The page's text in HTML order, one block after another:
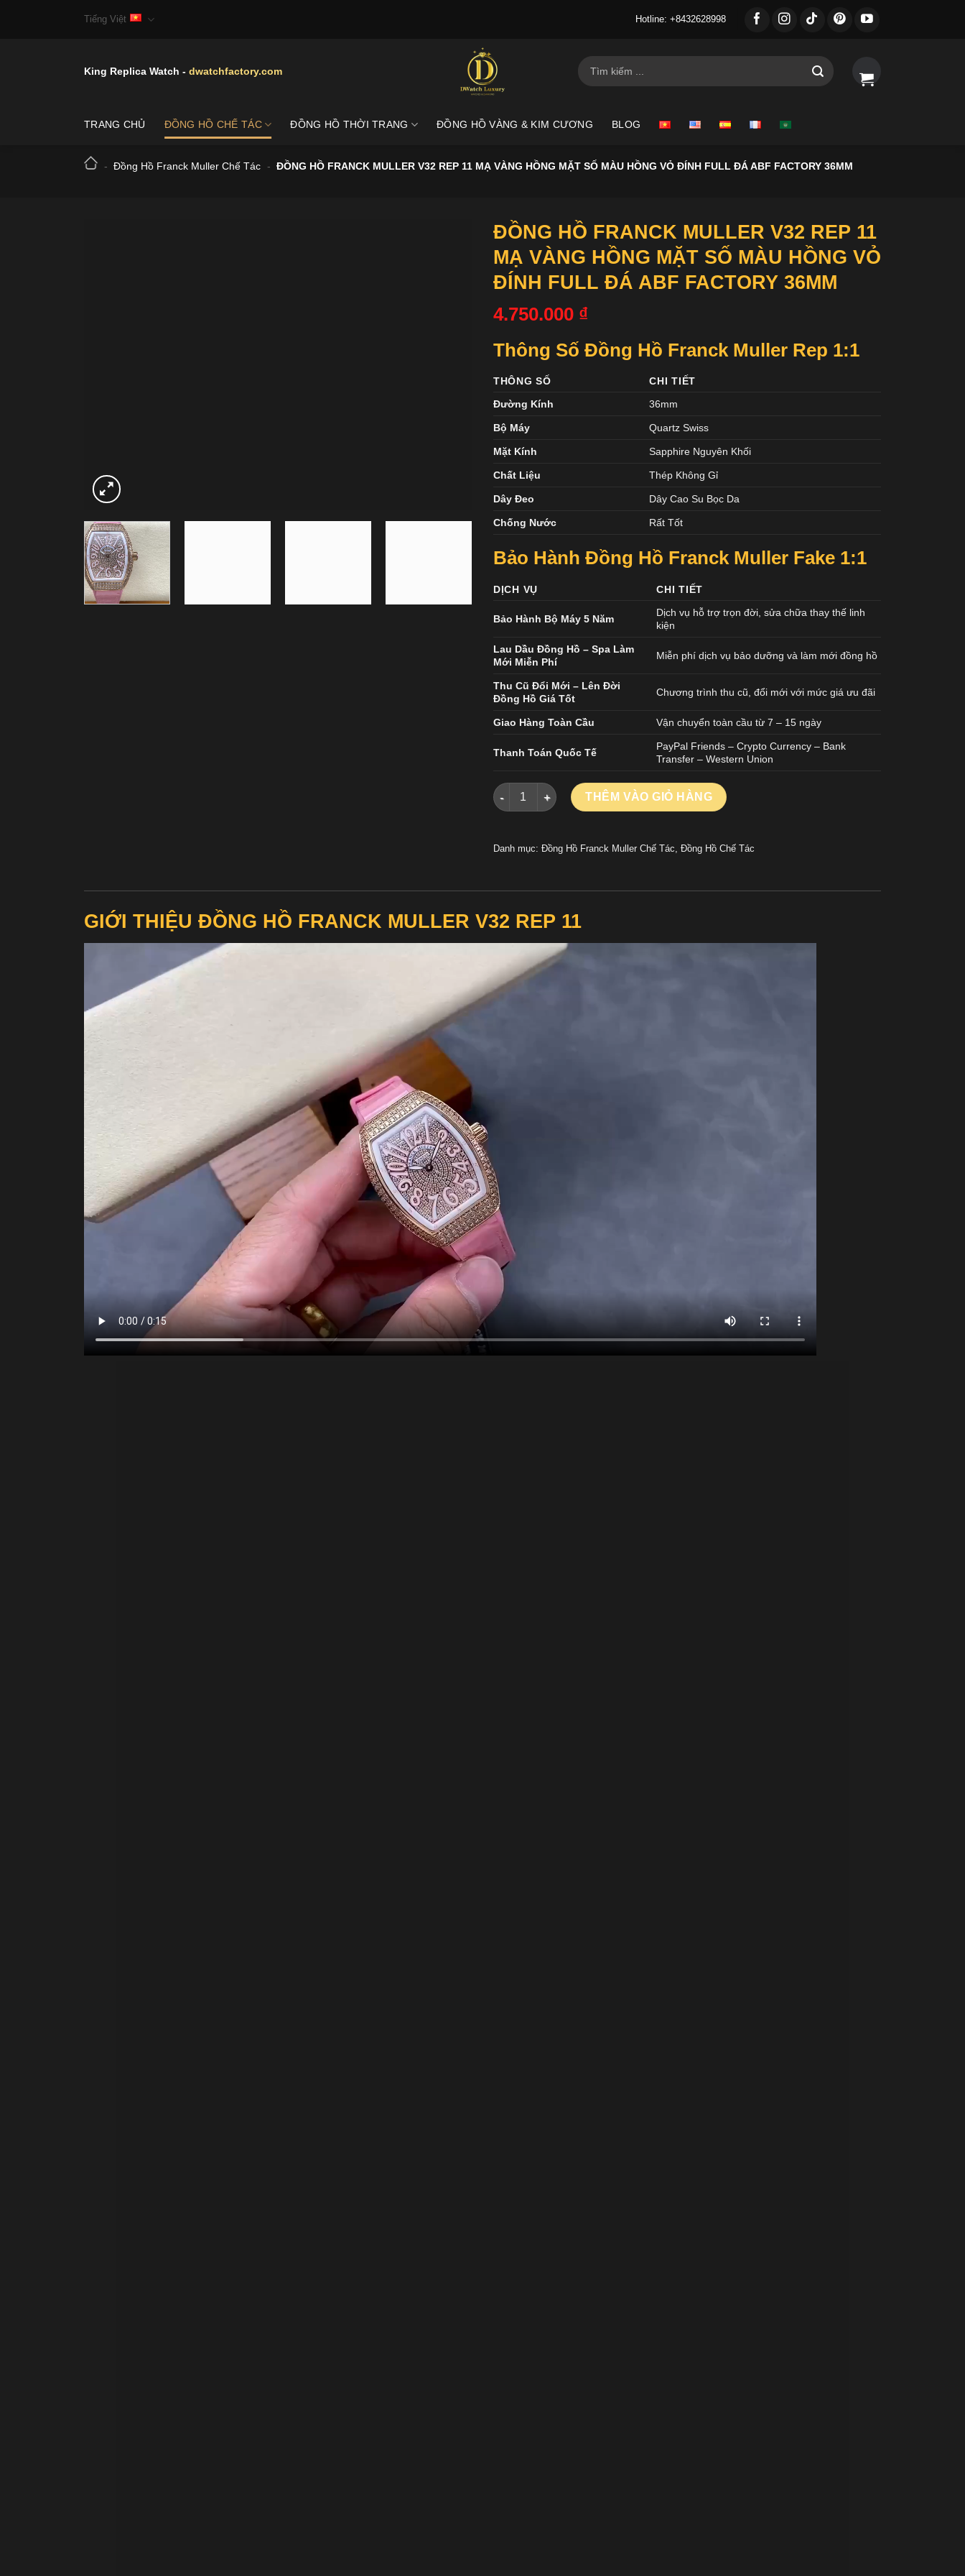
Tiếng Việt Hotline: +8432628998
King Replica Watch - dwatchfactory.com
Tìm
kiếm:
TRANG CHỦ ĐỒNG HỒ CHẾ TÁC ĐỒNG HỒ THỜI TRANG ĐỒNG HỒ VÀNG & KIM CƯƠNG BLOG
- Đồng Hồ Franck Muller Chế Tác - ĐỒNG HỒ FRANCK MULLER V32 REP 11 MẠ VÀNG HỒNG MẶT SỐ MÀU HỒNG VỎ ĐÍNH FULL ĐÁ ABF FACTORY 36MM
ĐỒNG HỒ FRANCK MULLER V32 REP 11
MẠ VÀNG HỒNG MẶT SỐ MÀU HỒNG VỎ
ĐÍNH FULL ĐÁ ABF FACTORY 36MM
4.750.000 ₫
Thông Số Đồng Hồ Franck Muller Rep 1:1
THÔNG SỐ
CHI TIẾT
Đường Kính
36mm
Bộ Máy Quartz Swiss
Mặt Kính Sapphire Nguyên Khối
Chất Liệu Thép Không Gỉ
Dây Đeo Dây Cao Su Bọc Da
Chống Nước Rất Tốt
Bảo Hành Đồng Hồ Franck Muller Fake 1:1
DỊCH VỤ CHI TIẾT
Bảo Hành Bộ Máy 5 Năm
Dịch vụ hỗ trợ trọn đời, sửa chữa thay thế linh
kiện
Lau Dầu Đồng Hồ – Spa Làm
Mới Miễn Phí
Miễn phí dịch vụ bảo dưỡng và làm mới đồng hồ
Thu Cũ Đổi Mới – Lên Đời
Đồng Hồ Giá Tốt
Chương trình thu cũ, đổi mới với mức giá ưu đãi
Giao Hàng Toàn Cầu Vận chuyển toàn cầu từ 7 – 15 ngày
Thanh Toán Quốc Tế
PayPal Friends – Crypto Currency – Bank
Transfer – Western Union
ĐỒNG HỒ FRANCK MULLER V32 REP 11 MẠ VÀNG HỒNG MẶT SỐ MÀU HỒNG VỎ ĐÍNH FULL
THÊM VÀO GIỎ HÀNG
Danh mục: Đồng Hồ Franck Muller Chế Tác Đồng Hồ Chế Tác
GIỚI THIỆU ĐỒNG HỒ FRANCK MULLER V32 REP 11